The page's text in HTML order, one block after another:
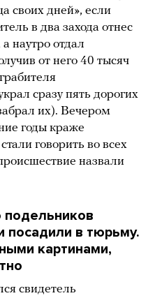
своих дней», если
в два захода отнес
наутро отдал
от него 40 тысяч
сразу пять дорогих
их). Вечером
годы краже
говорить во всех
назвали
подельников
посадили в тюрьму.
картинами,
свидетель